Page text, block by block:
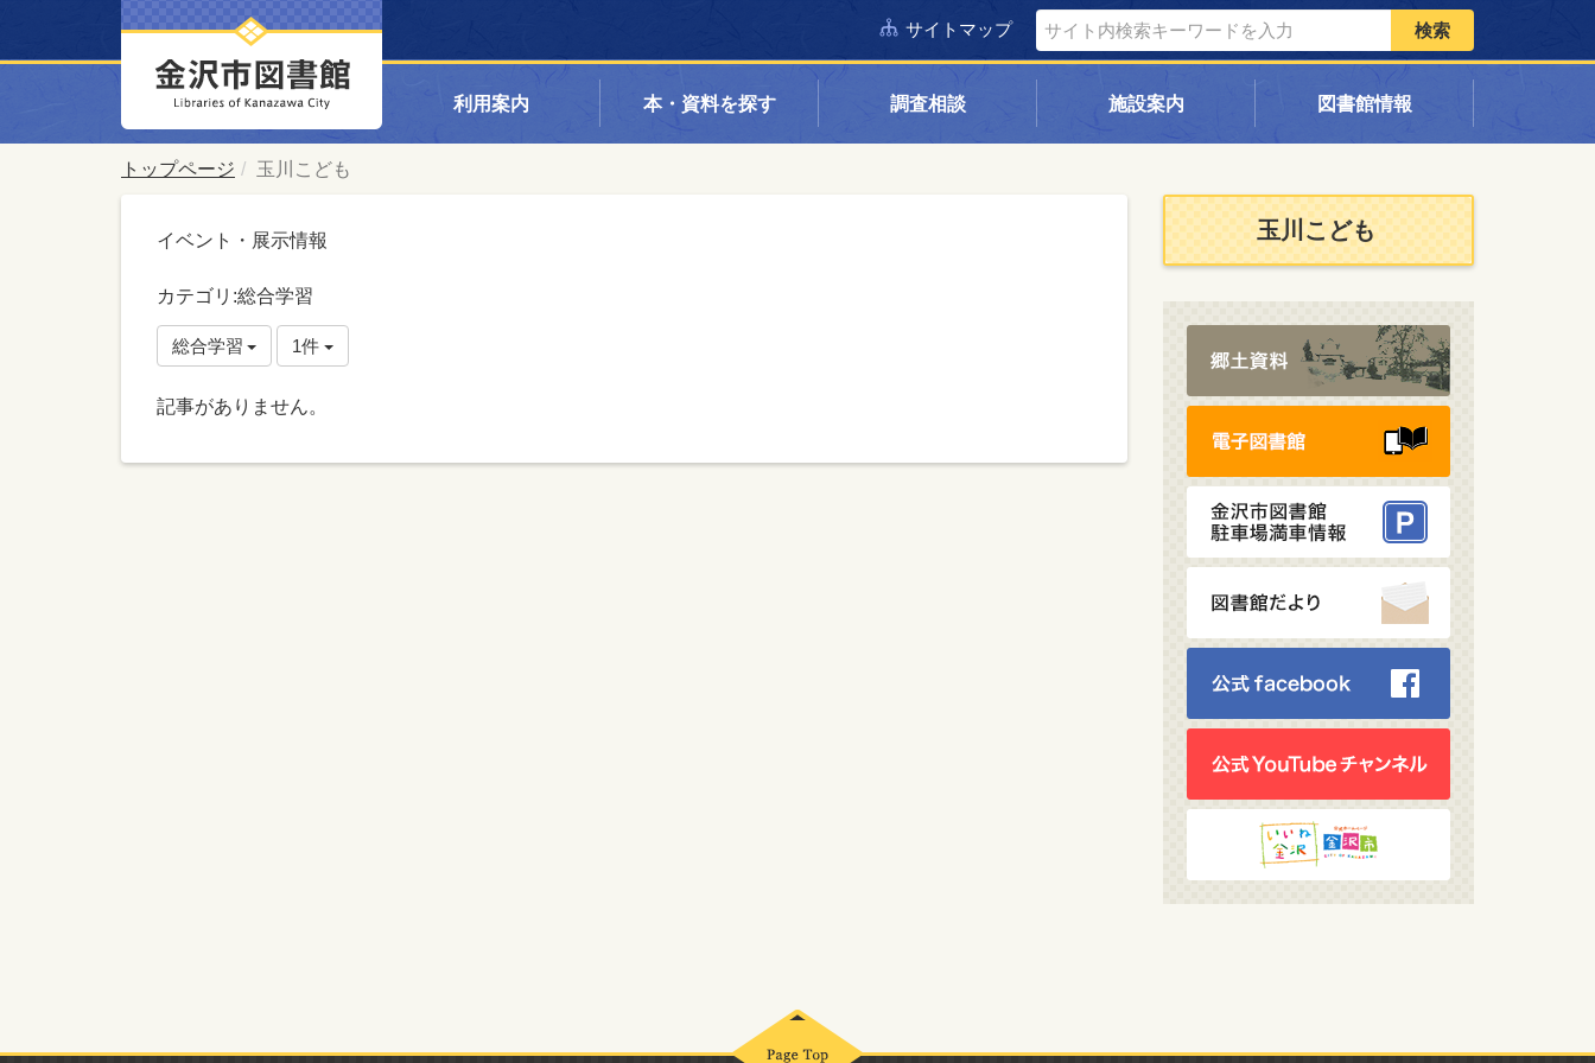
サイトマップ 検索
利用案内 本・資料を探す 調査相談 施設案内 図書館情報
トップページ 玉川こども
イベント・展示情報
カテゴリ:総合学習
総合学習 1件
記事がありません。
玉川こども